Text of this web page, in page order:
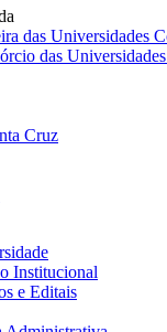
Institucional
e Editais